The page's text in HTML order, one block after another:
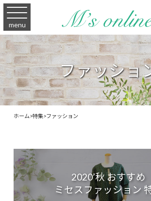
menu
ファッショ
ホーム>特集>ファッション
2020’秋 おすすめ
ミセスファッション